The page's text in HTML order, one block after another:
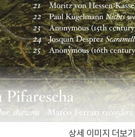
상세 이미지 더보기